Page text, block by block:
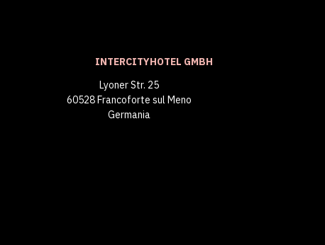
INTERCITYHOTEL GMBH
Lyoner Str. 25
60528 Francoforte sul Meno
Germania